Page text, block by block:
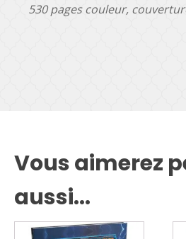
530 pages couleur,
Vous aimerez
aussi...